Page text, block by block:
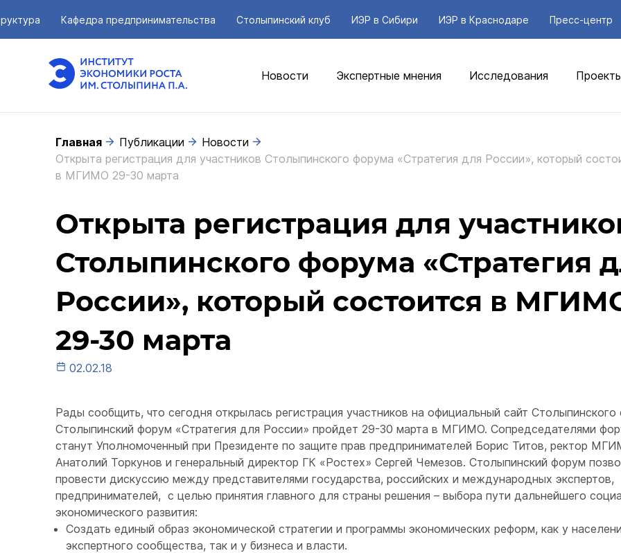
Кафедра предпринимательства Столыпинский клуб ИЭР в Сибири ИЭР в Краснодаре Пресс-центр
Новости Экспертные мнения Исследования
Главная Публикации
Новости
Открыта регистрация для участников Столыпинского форума «Стратегия для России», который
в МГИМО 29-30 марта
Открыта регистрация для
Столыпинского форума «Стратегия
России», который состоится в
29-30 марта
02.02.18
Рады сообщить, что сегодня открылась регистрация участников на официальный сайт Столыпинского
Столыпинский форум «Стратегия для России» пройдет 29-30 марта в МГИМО. Сопредседателями
станут Уполномоченный при Президенте по защите прав предпринимателей Борис Титов, ректор
Анатолий Торкунов и генеральный директор ГК «Ростех» Сергей Чемезов. Столыпинский форум
провести дискуссию между представителями государства, российских и международных экспертов,
предпринимателей, с целью принятия главного для страны решения – выбора пути дальнейшего
экономического развития:
Создать единый образ экономической стратегии и программы экономических реформ, как у
экспертного сообщества, так и у бизнеса и власти.